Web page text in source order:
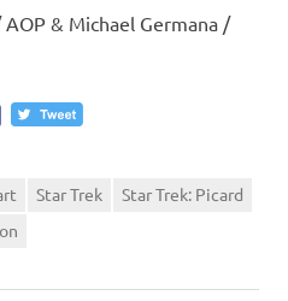
& Michael Germana /
Star Trek
Star Trek: Picard